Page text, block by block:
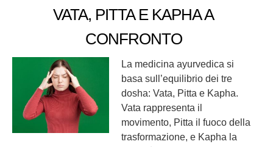
VATA, PITTA E KAPHA A
CONFRONTO
La medicina ayurvedica si
basa sull’equilibrio dei tre
dosha: Vata, Pitta e Kapha.
Vata rappresenta il
movimento, Pitta il fuoco della
trasformazione, e Kapha la